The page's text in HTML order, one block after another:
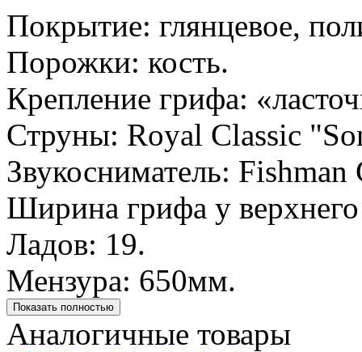
Покрытие: глянцевое,
Порожки: кость.
Крепление грифа:
Струны: Royal Classic
Звукосниматель: Fishman
Ширина грифа у
Ладов: 19.
Мензура: 650мм.
Показать полностью
Аналогичные товары